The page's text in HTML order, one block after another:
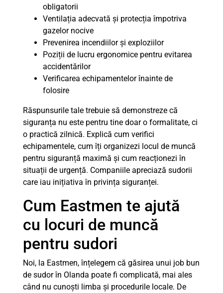
obligatorii
Ventilația adecvată și protecția împotriva
gazelor nocive
Prevenirea incendiilor și exploziilor
Poziții de lucru ergonomice pentru evitarea
accidentărilor
Verificarea echipamentelor înainte de
folosire
Răspunsurile tale trebuie să demonstreze că
siguranța nu este pentru tine doar o formalitate, ci
o practică zilnică. Explică cum verifici
echipamentele, cum îți organizezi locul de muncă
pentru siguranță maximă și cum reacționezi în
situații de urgență. Companiile apreciază sudorii
care iau inițiativa în privința siguranței.
Cum Eastmen te ajută
cu locuri de muncă
pentru sudori
Noi, la Eastmen, înțelegem că găsirea unui job bun
de sudor în Olanda poate fi complicată, mai ales
când nu cunoști limba și procedurile locale. De